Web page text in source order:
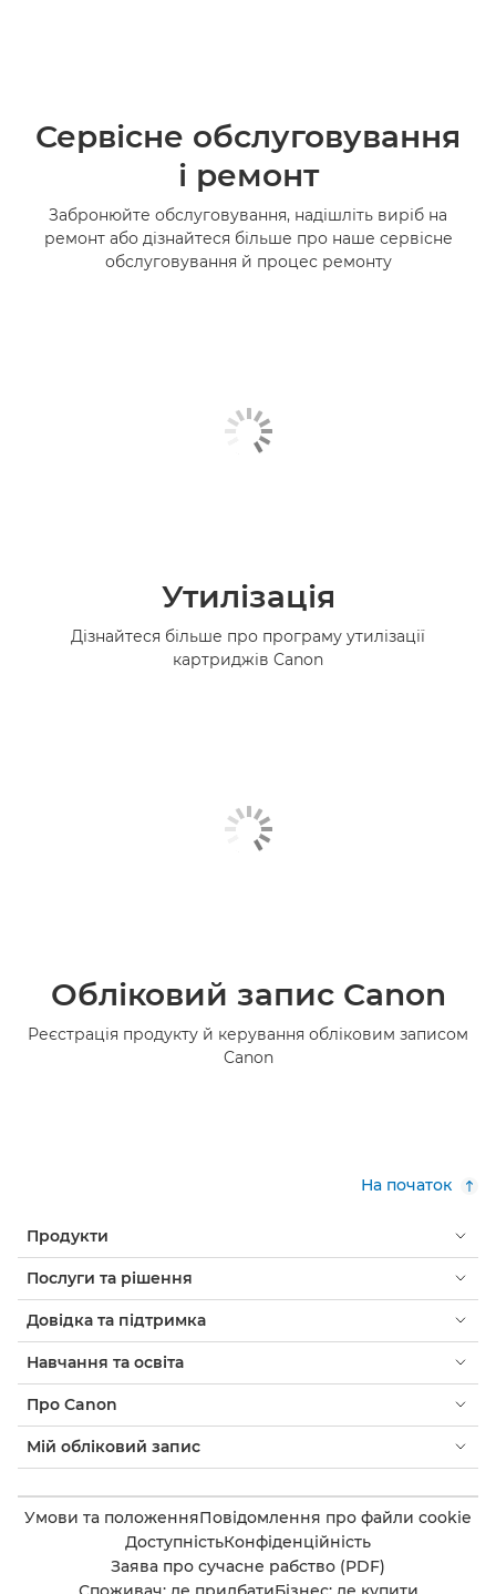
Сервісне обслуговування
і ремонт
Забронюйте обслуговування, надішліть виріб на
ремонт або дізнайтеся більше про наше сервісне
обслуговування й процес ремонту
Утилізація
Дізнайтеся більше про програму утилізації
картриджів Canon
Обліковий запис Canon
Реєстрація продукту й керування обліковим записом
Canon
На початок
Продукти
Послуги та рішення
Довідка та підтримка
Навчання та освіта
Про Canon
Мій обліковий запис
Умови та положенняПовідомлення про файли cookie
ДоступністьКонфіденційність
Заява про сучасне рабство (PDF)